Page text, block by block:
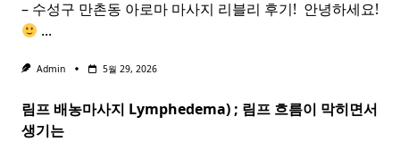
– 수성구 만촌동 아로마 마사지 리블리 후기! ​ 안녕하세요!
...
Admin 5월 29, 2026
림프 배농마사지 Lymphedema) ; 림프 흐름이 막히면서
생기는